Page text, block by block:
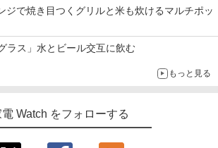
ジで焼き目つくグリルと米も炊けるマルチポッ
ラス」水とビール交互に飲む
もっと見る
Watch をフォローする